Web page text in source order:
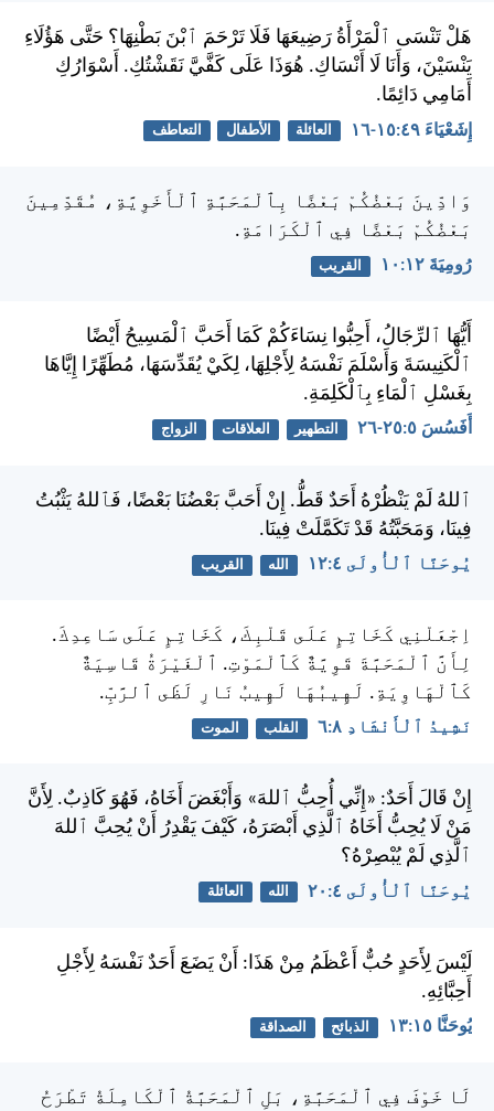
هَلْ تَنْسَى ٱلْمَرْأَةُ رَضِيعَهَا فَلَا تَرْحَمَ ٱبْنَ بَطْنِهَا؟ حَتَّى هَؤُلَاءِ
يَنْسَيْنَ، وَأَنَا لَا أَنْسَاكِ. هُوَذَا عَلَى كَفَّيَّ نَقَشْتُكِ. أَسْوَارُكِ
أَمَامِي دَائِمًا.
إِشَعْيَاءَ ٤٩:‏١٥-‏١٦ العائلة الأطفال التعاطف
وَادِّينَ بَعْضُكُمْ بَعْضًا بِٱلْمَحَبَّةِ ٱلْأَخَوِيَّةِ، مُقَدِّمِينَ
بَعْضُكُمْ بَعْضًا فِي ٱلْكَرَامَةِ.
رُومِيَةَ ١٢:‏١٠ القريب
أَيُّهَا ٱلرِّجَالُ، أَحِبُّوا نِسَاءَكُمْ كَمَا أَحَبَّ ٱلْمَسِيحُ أَيْضًا
ٱلْكَنِيسَةَ وَأَسْلَمَ نَفْسَهُ لِأَجْلِهَا، لِكَيْ يُقَدِّسَهَا، مُطَهِّرًا إِيَّاهَا
بِغَسْلِ ٱلْمَاءِ بِٱلْكَلِمَةِ.
أَفَسُسَ ٥:‏٢٥-‏٢٦ التطهير العلاقات الزواج
ٱللهُ لَمْ يَنْظُرْهُ أَحَدٌ قَطُّ. إِنْ أَحَبَّ بَعْضُنَا بَعْضًا، فَٱللهُ يَثْبُتُ
فِينَا، وَمَحَبَّتُهُ قَدْ تَكَمَّلَتْ فِينَا.
يُوحَنَّا ٱلْأُولَى ٤:‏١٢ الله القريب
اِجْعَلْنِي كَخَاتِمٍ عَلَى قَلْبِكَ، كَخَاتِمٍ عَلَى سَاعِدِكَ.
لِأَنَّ ٱلْمَحَبَّةَ قَوِيَّةٌ كَٱلْمَوْتِ. ٱلْغَيْرَةُ قَاسِيَةٌ
كَٱلْهَاوِيَةِ. لَهِيبُهَا لَهِيبُ نَارِ لَظَى ٱلرَّبِّ.
نَشِيدُ ٱلْأَنْشَادِ ٨:‏٦ القلب الموت
إِنْ قَالَ أَحَدٌ: «إِنِّي أُحِبُّ ٱللهَ» وَأَبْغَضَ أَخَاهُ، فَهُوَ كَاذِبٌ. لِأَنَّ
مَنْ لَا يُحِبُّ أَخَاهُ ٱلَّذِي أَبْصَرَهُ، كَيْفَ يَقْدِرُ أَنْ يُحِبَّ ٱللهَ
ٱلَّذِي لَمْ يُبْصِرْهُ؟
يُوحَنَّا ٱلْأُولَى ٤:‏٢٠ الله العائلة
لَيْسَ لِأَحَدٍ حُبٌّ أَعْظَمُ مِنْ هَذَا: أَنْ يَضَعَ أَحَدٌ نَفْسَهُ لِأَجْلِ
أَحِبَّائِهِ.
يُوحَنَّا ١٥:‏١٣ الذبائح الصداقة
لَا خَوْفَ فِي ٱلْمَحَبَّةِ، بَلِ ٱلْمَحَبَّةُ ٱلْكَامِلَةُ تَطْرَحُ